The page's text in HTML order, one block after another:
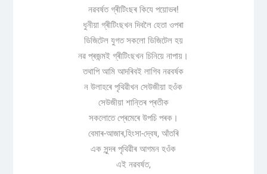
নৱবৰ্ষত গ্ৰীটিংছৰ কিযে পয়োভৰ!
ধুনীয়া গ্ৰীটিংছখন দিবলৈ হেতা ওপৰা
ডিজিটেল যুগত সকলো ডিজিটেল হয়
নৱ প্ৰজন্মই গ্ৰীটিংছখন চিনিয়ে নাপায়।
তথাপি আমি আদৰিবই লাগিব নৱবৰ্ষক
ন উলাহৰে পৃথিৱীখন সেউজীয়া হওঁক
সেউজীয়া শান্তিৰ প্ৰতীক
সকলোতে প্ৰেমেৰে উপচি পৰক।
বেমাৰ-আজাৰ,হিংসা-দ্বেষ, আঁতৰি
এক সুন্দৰ পৃথিৱীৰ আগমন হওঁক
এই নৱবৰ্ষত,